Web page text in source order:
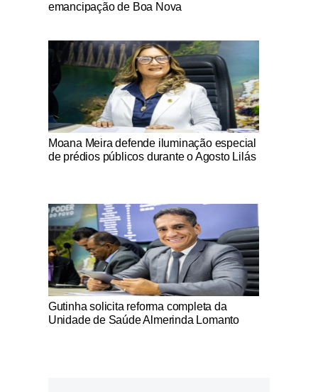
emancipação de Boa Nova
Notícias Católicas
Moana Meira defende iluminação especial
de prédios públicos durante o Agosto Lilás
Notícias Católicas
Gutinha solicita reforma completa da
Unidade de Saúde Almerinda Lomanto